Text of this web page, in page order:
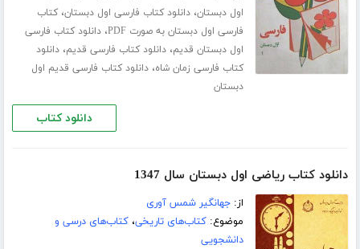
اول دبستان،دانلود کتاب فارسی اول دبستان،کتاب
فارسی اول دبستان به صورت PDF
،دانلود کتاب فارسی
اول دبستان قدیم،دانلود کتاب فارسی قدیم،دانلود
کتاب فارسی زمان شاه،دانلود کتاب فارسی قدیم اول
دبستان
دانلود کتاب
دانلود کتاب ریاضی اول دبستان سال 1347
از:جهانگیر شمس آوری
موضوع:کتاب‌های تاریخی،کتاب‌های درسی و
دانشجویی